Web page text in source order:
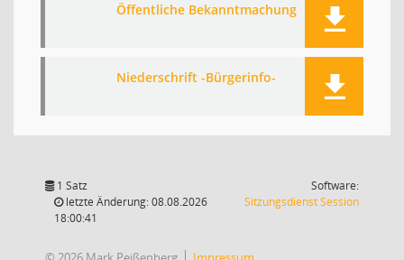
Öffentliche Bekanntmachung
Niederschrift -Bürgerinfo-
1 Satz
letzte Änderung: 08.08.2026
18:00:41
Software:
SitzungsdienstSession(Wird in